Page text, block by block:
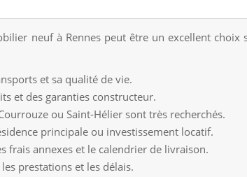
neuf à Rennes peut être un excellent
et sa qualité de vie.
et des garanties constructeur.
ou Saint-Hélier sont très recherchés.
principale ou investissement locatif.
frais annexes et le calendrier de livraison.
prestations et les délais.